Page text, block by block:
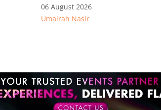
environment
06 August 2026
Umairah Nasir